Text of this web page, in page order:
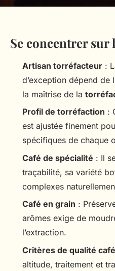
Se concentrer
Artisan torréfacteur :
d’exception dépend de
la maîtrise de la
Profil de torréfaction :
est ajustée finement
spécifiques de chaque
Café de spécialité : Il
traçabilité, sa variété
complexes
Café en grain :
arômes exige de
l’extraction.
Critères de qualité café
altitude, traitement et